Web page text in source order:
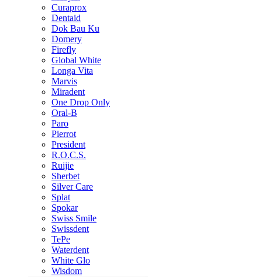
Curaprox
Dentaid
Dok Bau Ku
Domery
Firefly
Global White
Longa Vita
Marvis
Miradent
One Drop Only
Oral-B
Paro
Pierrot
President
R.O.C.S.
Ruijie
Sherbet
Silver Care
Splat
Spokar
Swiss Smile
Swissdent
TePe
Waterdent
White Glo
Wisdom